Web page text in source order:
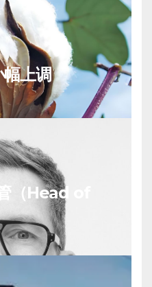
上调
（Head of